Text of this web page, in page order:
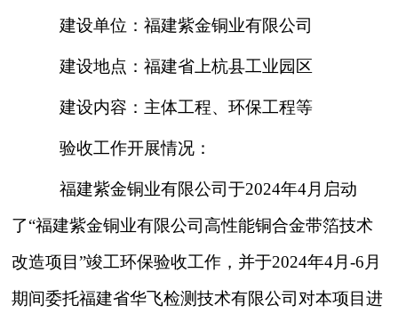
建设单位：福建紫金铜业有限公司
建设地点：福建省上杭县工业园区
建设内容：主体工程、环保工程等
验收工作开展情况：
福建紫金铜业有限公司于2024年4月启动
了“福建紫金铜业有限公司高性能铜合金带箔技术
改造项目”竣工环保验收工作，并于2024年4月-6 月
期间委托福建省华飞检测技术有限公司对本项目进